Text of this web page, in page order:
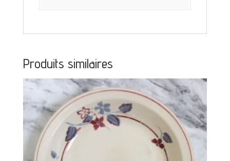
Produits similaires